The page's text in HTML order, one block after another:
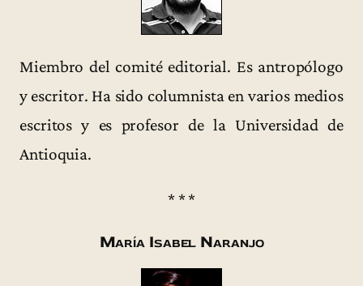
Miembro del comité editorial. Es antropólogo
y escritor. Ha sido columnista en varios medios
escritos y es profesor de la Universidad de
Antioquia.
* * *
María Isabel Naranjo